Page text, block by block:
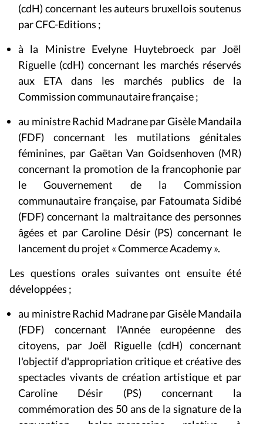
(cdH) concernant les auteurs bruxellois soutenus
par CFC-Editions ;
à la Ministre Evelyne Huytebroeck par Joël
Riguelle (cdH) concernant les marchés réservés
aux ETA dans les marchés publics de la
Commission communautaire française ;
au ministre Rachid Madrane par Gisèle Mandaila
(FDF) concernant les mutilations génitales
féminines, par Gaëtan Van Goidsenhoven (MR)
concernant la promotion de la francophonie par
le Gouvernement de la Commission
communautaire française, par Fatoumata Sidibé
(FDF) concernant la maltraitance des personnes
âgées et par Caroline Désir (PS) concernant le
lancement du projet « Commerce Academy ».
Les questions orales suivantes ont ensuite été
développées ;
au ministre Rachid Madrane par Gisèle Mandaila
(FDF) concernant l'Année européenne des
citoyens, par Joël Riguelle (cdH) concernant
l'objectif d'appropriation critique et créative des
spectacles vivants de création artistique et par
Caroline Désir (PS) concernant la
commémoration des 50 ans de la signature de la